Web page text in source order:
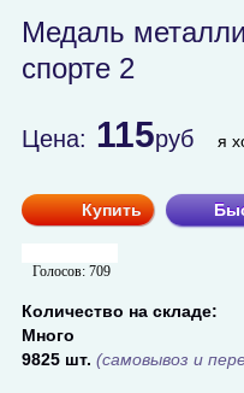
Медаль
спорте 2
Цена: 115руб я
Купить
Голосов: 709
Количество на складе:
Много
9825 шт. (самовывоз и